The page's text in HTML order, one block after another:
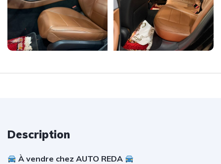
Description
À vendre chez AUTO REDA